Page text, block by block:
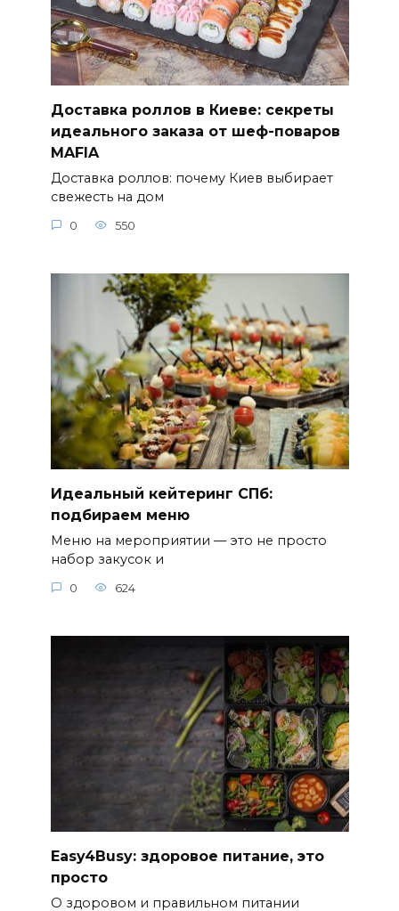
Доставка роллов в Киеве: секреты
идеального заказа от шеф-поваров
MAFIA
Доставка роллов: почему Киев выбирает
свежесть на дом
0 550
Идеальный кейтеринг СПб:
подбираем меню
Меню на мероприятии — это не просто
набор закусок и
0 624
Easy4Busy: здоровое питание, это
просто
О здоровом и правильном питании